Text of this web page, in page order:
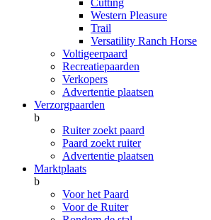
Cutting
Western Pleasure
Trail
Versatility Ranch Horse
Voltigeerpaard
Recreatiepaarden
Verkopers
Advertentie plaatsen
Verzorgpaarden
b
Ruiter zoekt paard
Paard zoekt ruiter
Advertentie plaatsen
Marktplaats
b
Voor het Paard
Voor de Ruiter